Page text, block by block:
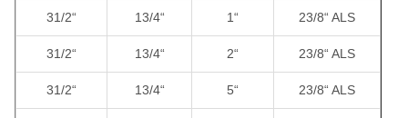
41/2“ 3“ ROUSSY
41/2“ 3“ ROUSSY
41/2“ 3“ ROUSSY
31/2“ 13/4“ 1“ 23/8“ ALS
31/2“ 13/4“ 2“ 23/8“ ALS
31/2“ 13/4“ 5“ 23/8“ ALS